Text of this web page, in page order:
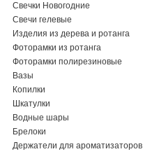
Свечки Новогодние
Свечи гелевые
Изделия из дерева и ротанга
Фоторамки из ротанга
Фоторамки полирезиновые
Вазы
Копилки
Шкатулки
Водные шары
Брелоки
Держатели для ароматизаторов